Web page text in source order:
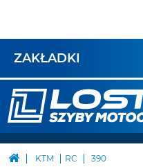
ZAKŁADKI
KTM RC 390